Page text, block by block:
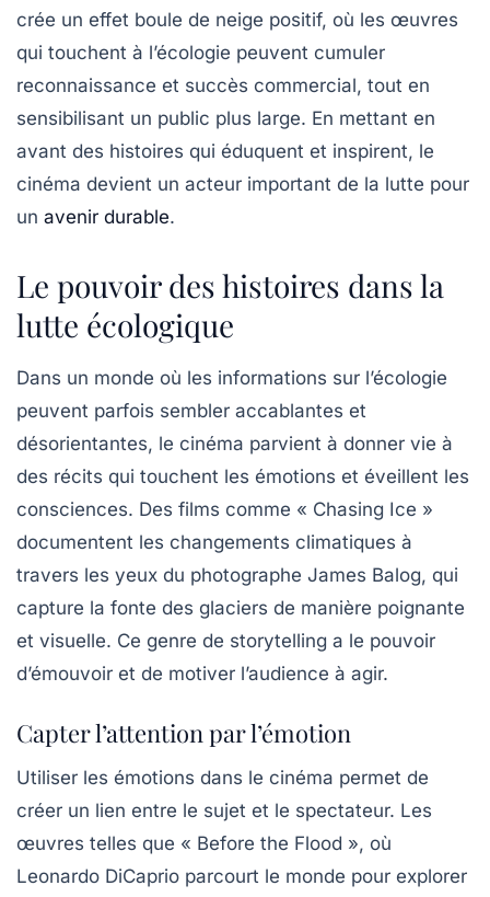
crée un effet boule de neige positif, où les œuvres
qui touchent à l’écologie peuvent cumuler
reconnaissance et succès commercial, tout en
sensibilisant un public plus large. En mettant en
avant des histoires qui éduquent et inspirent, le
cinéma devient un acteur important de la lutte pour
un avenir durable.
Le pouvoir des histoires dans la
lutte écologique
Dans un monde où les informations sur l’écologie
peuvent parfois sembler accablantes et
désorientantes, le cinéma parvient à donner vie à
des récits qui touchent les émotions et éveillent les
consciences. Des films comme « Chasing Ice »
documentent les changements climatiques à
travers les yeux du photographe James Balog, qui
capture la fonte des glaciers de manière poignante
et visuelle. Ce genre de storytelling a le pouvoir
d’émouvoir et de motiver l’audience à agir.
Capter l’attention par l’émotion
Utiliser les émotions dans le cinéma permet de
créer un lien entre le sujet et le spectateur. Les
œuvres telles que « Before the Flood », où
Leonardo DiCaprio parcourt le monde pour explorer